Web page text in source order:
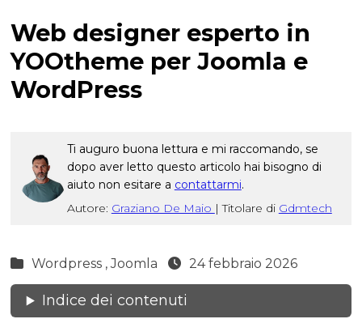
Web designer esperto in
YOOtheme per Joomla e
WordPress
Ti auguro buona lettura e mi raccomando, se
dopo aver letto questo articolo hai bisogno di
aiuto non esitare a contattarmi.
Autore: Graziano De Maio | Titolare di Gdmtech
Wordpress ,Joomla 24 febbraio 2026
Indice dei contenuti